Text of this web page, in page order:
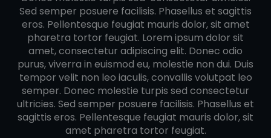
Sed semper posuere facilisis. Phasellus et sagittis
eros. Pellentesque feugiat mauris dolor, sit amet
pharetra tortor feugiat. Lorem ipsum dolor sit
amet, consectetur adipiscing elit. Donec odio
purus, viverra in euismod eu, molestie non dui. Duis
tempor velit non leo iaculis, convallis volutpat leo
semper. Donec molestie turpis sed consectetur
ultricies. Sed semper posuere facilisis. Phasellus et
sagittis eros. Pellentesque feugiat mauris dolor, sit
amet pharetra tortor feugiat.